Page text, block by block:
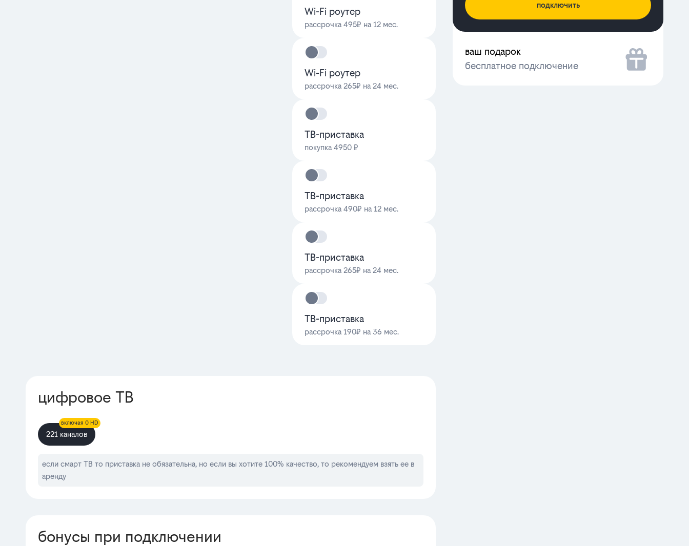
Wi-Fi роутер
рассрочка 495₽ на 12 мес.
Wi-Fi роутер
рассрочка 265₽ на 24 мес.
ТВ-приставка
покупка 4950 ₽
ТВ-приставка
рассрочка 490₽ на 12 мес.
ТВ-приставка
рассрочка 265₽ на 24 мес.
ТВ-приставка
рассрочка 190₽ на 36 мес.
цифровое ТВ
221 каналов
включая 0 HD
если смарт ТВ то приставка не обязательна, но если вы хотите 100% качество, то рекомендуем взять ее в
аренду
бонусы при подключении
подключить
ваш подарок
бесплатное подключение